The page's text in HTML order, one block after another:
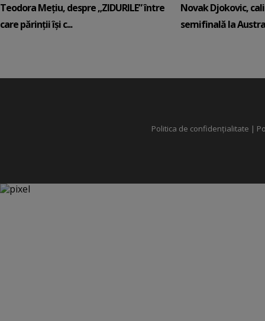
Teodora Mețiu, despre „ZIDURILE” între
care părinții își c...
Novak Djokovic,
semifinală la
Politica de confidențialitate |